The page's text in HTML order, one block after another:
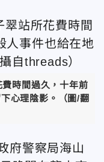
時間過久，十年前
心理陰影。（圖/翻
府警察局海山